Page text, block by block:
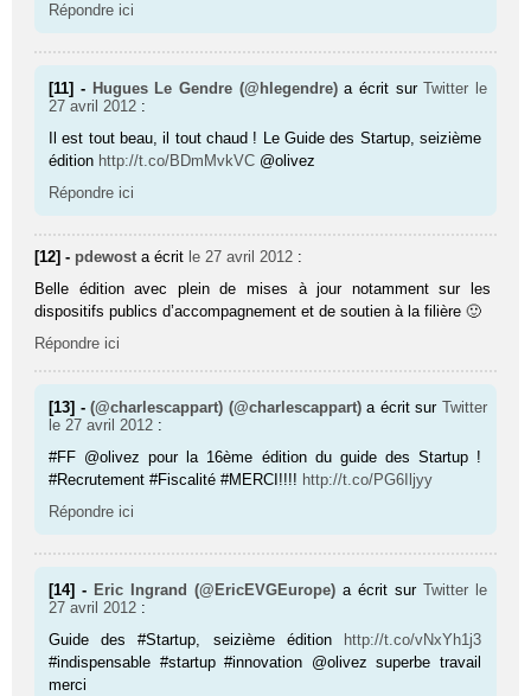
Répondre ici
[11] - Hugues Le Gendre (@hlegendre) a écrit surTwitter le
27 avril 2012 :
Il est tout beau, il tout chaud ! Le Guide des Startup, seizième
édition http://t.co/BDmMvkVC @olivez
Répondre ici
[12] - pdewost a écrit le 27 avril 2012 :
Belle édition avec plein de mises à jour notamment sur les
dispositifs publics d’accompagnement et de soutien à la filière 🙂
Répondre ici
[13] -(@charlescappart) (@charlescappart) a écrit sur Twitter
le 27 avril 2012 :
#FF @olivez pour la 16ème édition du guide des Startup !
#Recrutement #Fiscalité #MERCI!!!! http://t.co/PG6Iljyy
Répondre ici
[14] - Eric Ingrand (@EricEVGEurope) a écrit sur Twitter
le
27 avril 2012 :
Guide des #Startup, seizième édition
http://t.co/vNxYh1j3
#indispensable #startup #innovation @olivez superbe travail
merci